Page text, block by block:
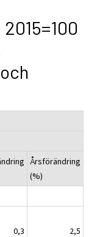
Årsförändring
(%)
0,3
2,5